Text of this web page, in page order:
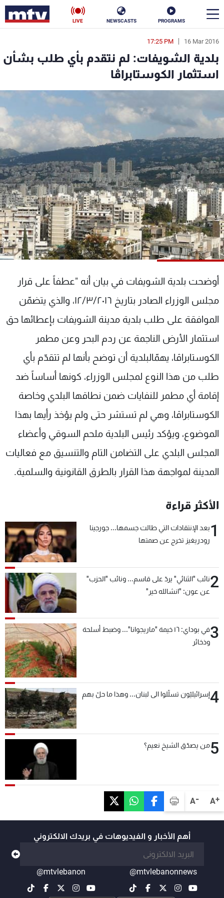
PROGRAMS
NEWSCASTS
LIVE
A+
A-
16 Mar 2016
17:25 PM
بلدية الشويفات: لم نتقدم بأي طلب بشأن
استثمار الكوستابراڤا
أوضحت بلدية الشويفات في بيان أنه "عطفاً على قرار
مجلس الوزراء الصادر بتاريخ ١٢/٣/٢٠١٦، والذي يتضمّن
الموافقة على طلب بلدية مدينة الشويفات بإعطائها حق
استثمار الأرض الناجمة عن ردم البحر وعن مطمر
الكوستابراڤا، يهمّالبلدية أن توضح بأنها لم تتقدّم بأي
طلب من هذا النوع لمجلس الوزراء، كونها أساساً ضد
إقامة أي مطمر للنفايات ضمن نطاقها البلدي وخاصة
الكوستابراڤا، وهي لم تستشر حتى ولم يؤخذ رأيها بهذا
الموضوع، ويؤكد رئيس البلدية ملحم السوقي وأعضاء
المجلس البلدي على التضامن التام والتنسيق مع فعاليات
المدينة لمواجهة هذا القرار بالطرق القانونية والسلمية.
الأكثر قراءة
1بعد الإنتقادات التي طالت جسمها... جورجينا
رودريغيز تخرج عن صمتها
2نائب "الثنائي" يردّ على قاسم... ونائب "الحزب"
عن عون: "انشالله خير"
3
في بوداي: ١٦ خيمة "ماريجوانا"... وضبط أسلحة
وذخائر
4إسرائيليّون تسلّلوا الى لبنان... وهذا ما حلّ بهم
5من يصدّق الشيخ نعيم؟
أهم الأخبار و الفيديوهات في بريدك الالكتروني
@mtvlebanonnews
@mtvlebanon
en
الأخبار
سياسة ناس
إقتصاد فن
منوعات رياضة
كأس العالم
البرامج
جدول البرامج
شاهد البرامج
الترددات
عن MTV
لاعلاناتكم
وظائف
شروط الإسـتخدام